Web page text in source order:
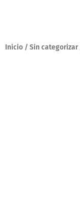
Inicio / Sin categorizar